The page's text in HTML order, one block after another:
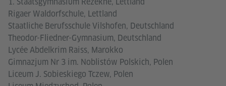
Rigaer Waldorfschule, Lettland
Staatliche Berufsschule Vilshofen, Deutschland
Theodor-Fliedner-Gymnasium, Deutschland
Lycée Abdelkrim Raiss, Marokko
Gimnazjum Nr 3 im. Noblistów Polskich, Polen
Liceum J. Sobieskiego Tczew, Polen